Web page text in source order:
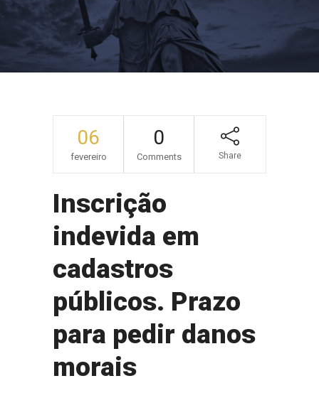
06
fevereiro
0
Comments Share
Inscrição
indevida em
cadastros
públicos. Prazo
para pedir danos
morais